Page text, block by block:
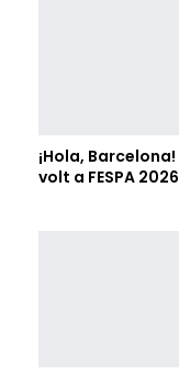
¡Hola, Barcelona!
volt a FESPA